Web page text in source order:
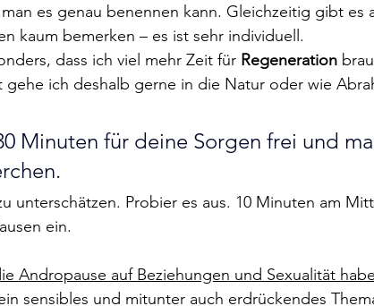
es genau benennen kann. Gleichzeitig gibt es
kaum bemerken – es ist sehr individuell.
dass ich viel mehr Zeit für Regeneration
gehe ich deshalb gerne in die Natur oder wie
Minuten für deine Sorgen frei und
unterschätzen. Probier es aus. 10 Minuten am
ein.
Andropause auf Beziehungen und Sexualität
sensibles und mitunter auch erdrückendes